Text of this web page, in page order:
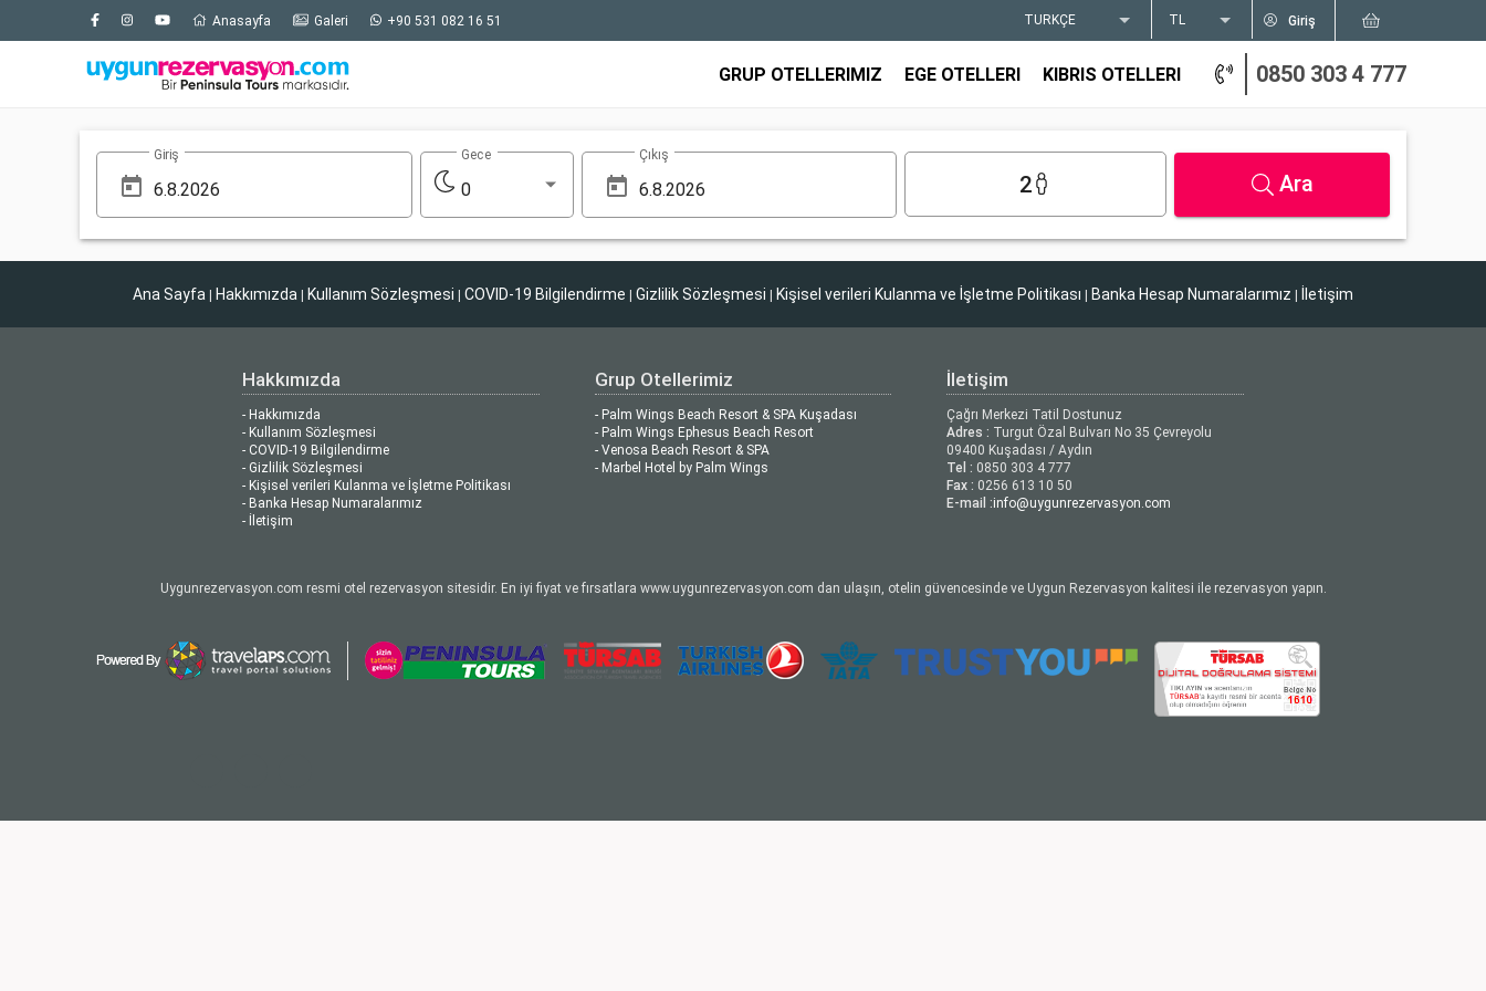
Anasayfa Galeri +90 531 082 16 51 TÜRKÇE TL Giriş
GRUP OTELLERIMIZ EGE OTELLERI KIBRIS OTELLERI 0850 303 4 777
Giriş
0
Gece Çıkış
2 Ara
Ana Sayfa | Hakkımızda | Kullanım Sözleşmesi | COVID-19 Bilgilendirme | Gizlilik Sözleşmesi | Kişisel verileri Kulanma ve İşletme Politikası | Banka Hesap Numaralarımız | İletişim
Hakkımızda
- Hakkımızda
- Kullanım Sözleşmesi
- COVID-19 Bilgilendirme
- Gizlilik Sözleşmesi
- Kişisel verileri Kulanma ve İşletme Politikası
- Banka Hesap Numaralarımız
- İletişim
Grup Otellerimiz
- Palm Wings Beach Resort & SPA Kuşadası
- Palm Wings Ephesus Beach Resort
- Venosa Beach Resort & SPA
- Marbel Hotel by Palm Wings
İletişim
Çağrı Merkezi Tatil Dostunuz
Adres : Turgut Özal Bulvarı No 35 Çevreyolu
09400 Kuşadası / Aydın
Tel : 0850 303 4 777
Fax : 0256 613 10 50
E-mail :info@uygunrezervasyon.com
Uygunrezervasyon.com resmi otel rezervasyon sitesidir. En iyi fiyat ve fırsatlara www.uygunrezervasyon.com dan ulaşın, otelin güvencesinde ve Uygun Rezervasyon kalitesi ile rezervasyon yapın.